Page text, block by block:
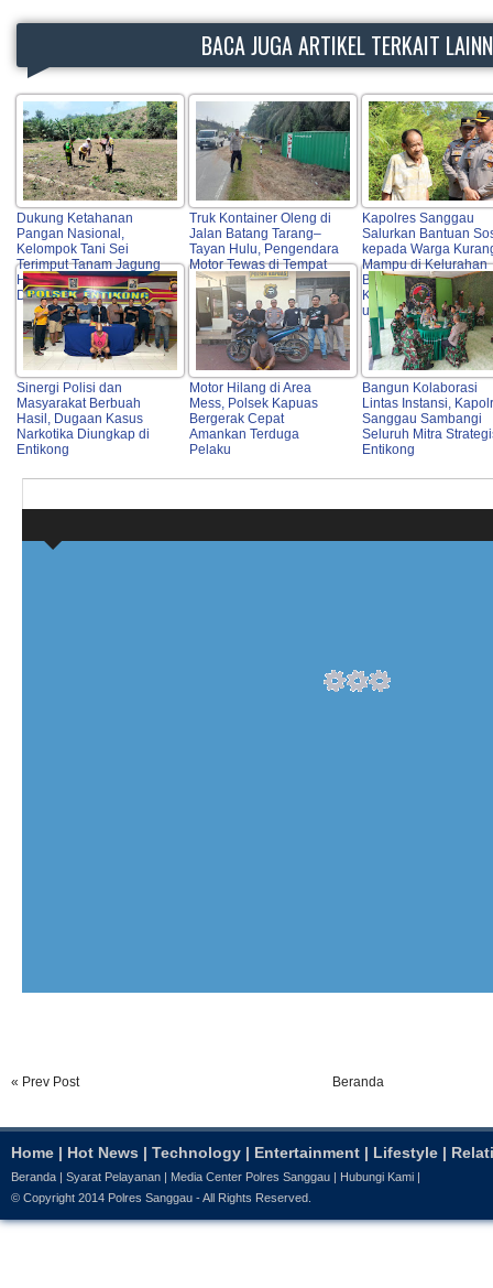
BACA JUGA ARTIKEL TERKAIT
Dukung Ketahanan
Pangan Nasional,
Kelompok Tani Sei
Terimput Tanam Jagung
Hibrida di Beduai
Didampingi Polri
Truk Kontainer Oleng di
Jalan Batang Tarang–
Tayan Hulu, Pengendara
Motor Tewas di Tempat
Kapolres Sanggau
Salurkan Bantuan
kepada Warga
Mampu di Kelurahan
Bunut, Wujud Nyata
Kepedulian Polri
untuk Masyarakat
Sinergi Polisi dan
Masyarakat Berbuah
Hasil, Dugaan Kasus
Narkotika Diungkap di
Entikong
Motor Hilang di Area
Mess, Polsek Kapuas
Bergerak Cepat
Amankan Terduga
Pelaku
Bangun Kolaborasi
Lintas Instansi,
Sanggau Sambangi
Seluruh Mitra
Entikong
« Prev Post Beranda
Home | Hot News | Technology | Entertainment | Lifestyle |
Beranda Syarat Pelayanan Media Center Polres Sanggau Hubungi Kami
© Copyright 2014 Polres Sanggau - All Rights Reserved.